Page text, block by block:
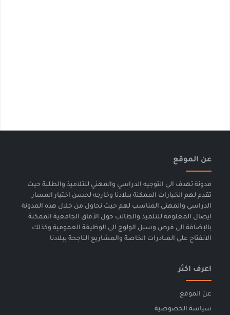
عن الموقع
مدونة تهدف الى التوجيه الدراسي والمهني للتلاميذ والطلبة حيث
تقدم لهم الخيارات الممكنة ببلادنا وخارجه لحسن اختيار المسار
الدراسي والمهني المناسب لهم حيث نحاول من خلال هذه المدونة
ايصال المعلومة للتلميذ والطالب حول الأفاق الجامعية الممكنة
بالإضافة الى فرص وسبل الولوج الى الوظيفة العمومية وكذلك
الانفتاح على المبادرات الخاصة والمشاريع الناجحة ببلادنا
اعرف اكثر
عن الموقع
سياسة الخصوصية